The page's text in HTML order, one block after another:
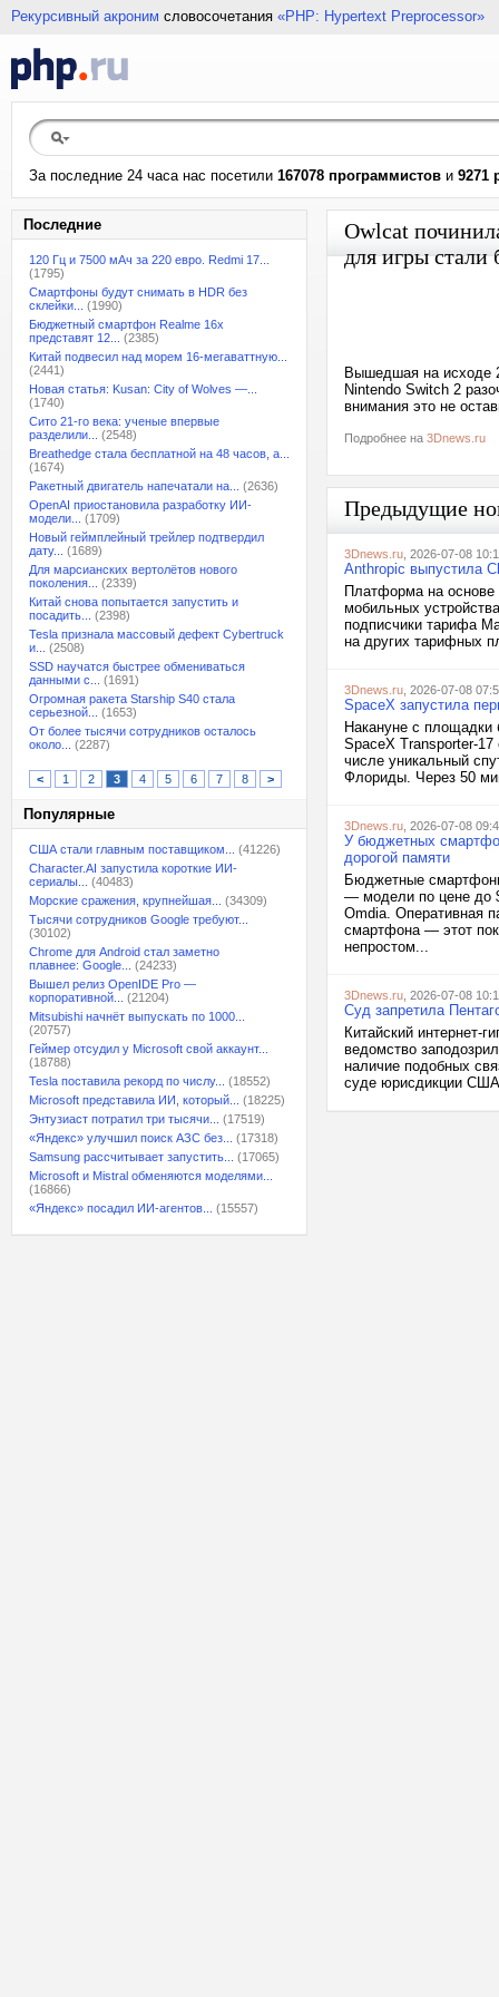
Рекурсивный акроним словосочетания «PHP: Hypertext Preprocessor»
За последние 24 часа нас посетили 167078 программистов и 9271
Последние
120 Гц и 7500 мАч за 220 евро. Redmi 17...
(1795)
Смартфоны будут снимать в HDR без
склейки...
(1990)
Бюджетный смартфон Realme 16x
представят 12...
(2385)
Китай подвесил над морем 16-мегаваттную...
(2441)
Новая статья: Kusan: City of Wolves —...
(1740)
Сито 21-го века: ученые впервые
разделили...
(2548)
Breathedge стала бесплатной на 48 часов, а...
(1674)
Ракетный двигатель напечатали на...
(2636)
OpenAI приостановила разработку ИИ-
модели...
(1709)
Новый геймплейный трейлер подтвердил
дату...
(1689)
Для марсианских вертолётов нового
поколения...
(2339)
Китай снова попытается запустить и
посадить...
(2398)
Tesla признала массовый дефект Cybertruck
и...
(2508)
SSD научатся быстрее обмениваться
данными с...
(1691)
Огромная ракета Starship S40 стала
серьезной...
(1653)
От более тысячи сотрудников осталось
около...
(2287)
< 1 2 3 4 5 6 7 8 >
Популярные
США стали главным поставщиком...
(41226)
Character.AI запустила короткие ИИ-
сериалы...
(40483)
Морские сражения, крупнейшая...
(34309)
Тысячи сотрудников Google требуют...
(30102)
Chrome для Android стал заметно
плавнее: Google...
(24233)
Вышел релиз OpenIDE Pro —
корпоративной...
(21204)
Mitsubishi начнёт выпускать по 1000...
(20757)
Геймер отсудил у Microsoft свой аккаунт...
(18788)
Tesla поставила рекорд по числу...
(18552)
Microsoft представила ИИ, который...
(18225)
Энтузиаст потратил три тысячи...
(17519)
«Яндекс» улучшил поиск АЗС без...
(17318)
Samsung рассчитывает запустить...
(17065)
Microsoft и Mistral обменяются моделями...
(16866)
«Яндекс» посадил ИИ-агентов...
(15557)
Owlcat
для игры стали
Вышедшая на исходе
Nintendo Switch 2
внимания это не
Подробнее на 3Dnews.ru
Предыдущие
3Dnews.ru , 2026-07-08
Anthropic выпустила
Платформа на основе
мобильных
подписчики тарифа
на других тарифных
3Dnews.ru , 2026-07-08
SpaceX запустила
Накануне с
SpaceX Transporter-17
числе уникальный
Флориды. Через 50
3Dnews.ru , 2026-07-08
У бюджетных
дорогой памяти
Бюджетные
— модели по цене до
Omdia. Оперативная
смартфона — этот
непростом...
3Dnews.ru , 2026-07-08
Суд запретила
Китайский интернет-
ведомство
наличие подобных
суде юрисдикции